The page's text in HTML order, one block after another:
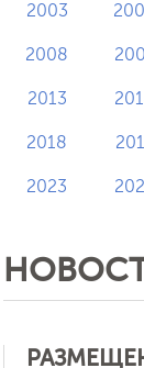
2003
2008
2013
2018
2023